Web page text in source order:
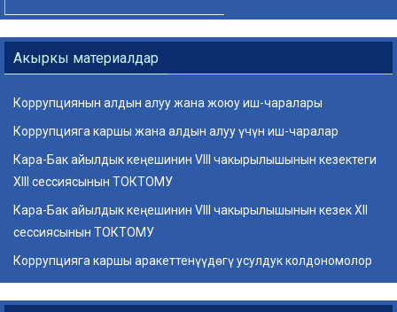
Акыркы материалдар
Коррупциянын алдын алуу жана жоюу иш-чаралары
Коррупцияга каршы жана алдын алуу үчүн иш-чаралар
Кара-Бак айылдык кеңешинин VIII чакырылышынын кезектеги
ХIII сессиясынын ТОКТОМУ
Кара-Бак айылдык кеңешинин VIII чакырылышынын кезек ХII
сессиясынын ТОКТОМУ
Коррупцияга каршы аракеттенүүдөгү усулдук колдономолор